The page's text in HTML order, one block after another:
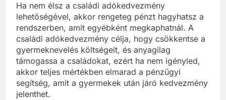
Ha nem élsz a családi adókedvezmény
lehetőségével, akkor rengeteg pénzt hagyhatsz a
rendszerben, amit egyébként megkaphatnál. A
családi adókedvezmény célja, hogy csökkentse a
gyermeknevelés költségeit, és anyagilag
támogassa a családokat, ezért ha nem igényled,
akkor teljes mértékben elmarad a pénzügyi
segítség, amit a gyermekek után járó kedvezmény
jelenthet.